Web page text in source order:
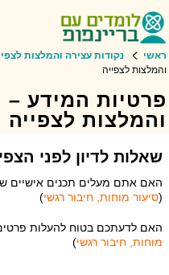
ראשי נקודות עצירה והמלצות
והמלצות לצפייה
פרטיות המידע –
והמלצות לצפייה
שאלות לדיון לפני
האם אתם מעלים תכנים אישיים
(סיעור מוחות, חיבור רגשי)
האם לדעתכם בטוח להעלות
מוחות, חיבור רגשי)